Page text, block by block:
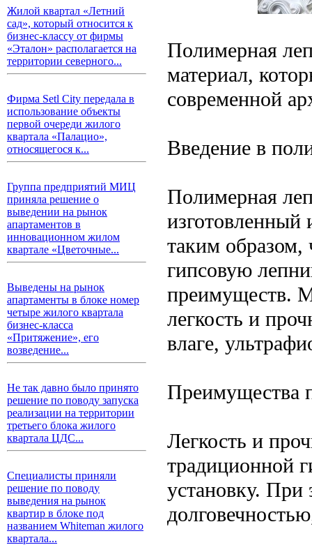
Жилой квартал «Летний
сад», который относится к
бизнес-классу от фирмы
«Эталон» располагается на
территории северного...
Фирма Setl City передала в
использование объекты
первой очереди жилого
квартала «Палацио»,
относящегося к...
Группа предприятий МИЦ
приняла решение о
выведении на рынок
апартаментов в
инновационном жилом
квартале «Цветочные...
Выведены на рынок
апартаменты в блоке номер
четыре жилого квартала
бизнес-класса
«Притяжение», его
возведение...
Не так давно было принято
решение по поводу запуска
реализации на территории
третьего блока жилого
квартала ЦДС...
Специалисты приняли
решение по поводу
выведения на рынок
квартир в блоке под
названием Whiteman жилого
квартала...
Полимерная
материал,
современной
Введение в
Полимерная
изготовленный
таким
гипсовую
преимуществ.
легкость и
влаге,
Преимущества
Легкость и
традиционной
установку. При